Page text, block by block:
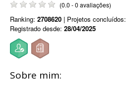
(0.0 - 0 avaliações)
Ranking: 2708620 | Projetos concluídos:
Registrado desde: 28/04/2025
Sobre mim: